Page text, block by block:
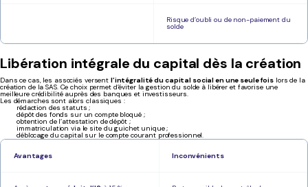
Risque d’oubli ou de non-paiement du
solde
Libération intégrale du capital dès la création
Dans ce cas, les associés versent l’intégralité du capital social en une seule fois lors de la
création de la SAS. Ce choix permet d’éviter la gestion du solde à libérer et favorise une
meilleure crédibilité auprès des banques et investisseurs.
Les démarches sont alors classiques :
rédaction des statuts ;
dépôt des fonds sur un compte bloqué ;
obtention de l’attestation de dépôt ;
immatriculation via le site du guichet unique ;
déblocage du capital sur le compte courant professionnel.
Avantages Inconvénients